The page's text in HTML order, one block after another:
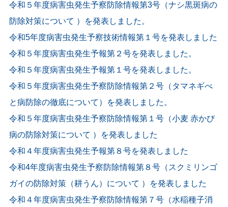
令和５年度病害虫発生予察防除情報第3号（ナシ黒斑病の
防除対策について ）を発表しました。
令和5年度病害虫発生予察技術情報第１号を発表しました
令和５年度病害虫発生予報第２号を発表しました。
令和５年度病害虫発生予報第１号を発表しました。
令和５年度病害虫発生予察防除情報第２号（タマネギべ
と病防除の徹底について）を発表しました。
令和５年度病害虫発生予察防除情報第１号（小麦 赤かび
病の防除対策について ）を発表しました
令和４年度病害虫発生予報第８号を発表しました
令和4年度病害虫発生予察防除情報第８号（スクミリンゴ
ガイの防除対策（耕うん）について ）を発表しました
令和４年度病害虫発生予察防除情報第７号（水稲種子消